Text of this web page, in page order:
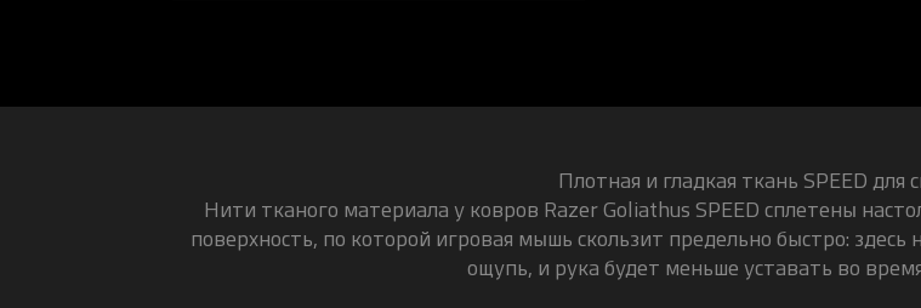
Плотная и гладкая ткань SPEED для
Нити тканого материала у ковров Razer Goliathus SPEED сплетены
поверхность, по которой игровая мышь скользит предельно быстро:
ощупь, и рука будет меньше уставать во